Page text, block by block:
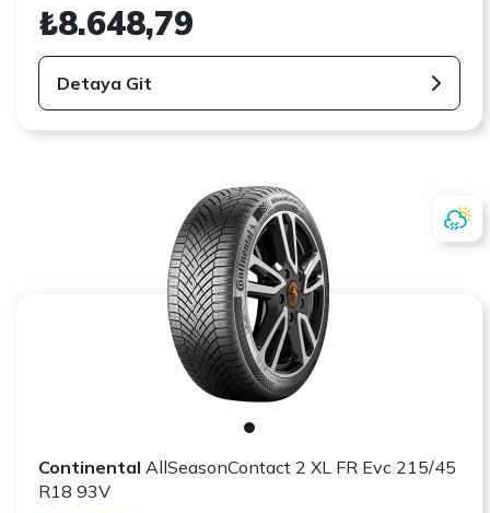
₺8.648,79
Detaya Git
Continental AllSeasonContact 2 XL FR Evc 215/45
R18 93V